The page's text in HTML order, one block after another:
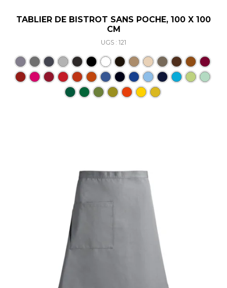
TABLIER DE BISTROT SANS POCHE, 100 X 100
CM
UGS : 121